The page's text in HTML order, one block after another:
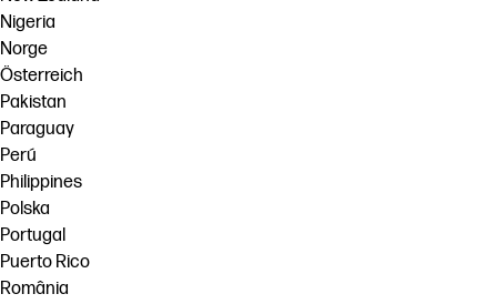
Nigeria
Norge
Österreich
Pakistan
Paraguay
Perú
Philippines
Polska
Portugal
Puerto Rico
România